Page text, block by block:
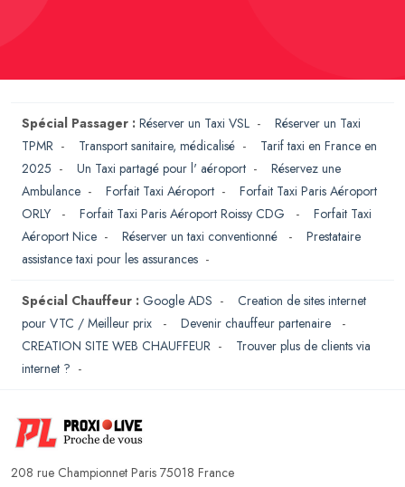
Spécial Passager : Réserver un Taxi VSL - Réserver un Taxi
TPMR - Transport sanitaire, médicalisé - Tarif taxi en France en
2025 - Un Taxi partagé pour l' aéroport - Réservez une
Ambulance - Forfait Taxi Aéroport - Forfait Taxi Paris Aéroport
ORLY
- Forfait Taxi Paris Aéroport Roissy CDG - Forfait Taxi
Aéroport Nice - Réserver un taxi conventionné - Prestataire
assistance taxi pour les assurances -
Spécial Chauffeur : Google ADS - Creation de sites internet
pour VTC / Meilleur prix
- Devenir chauffeur partenaire
-
CREATION SITE WEB CHAUFFEUR - Trouver plus de clients via
internet ? -
208 rue Championnet Paris 75018 France